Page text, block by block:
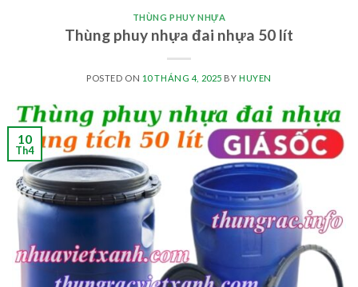
THÙNG PHUY NHỰA
Thùng phuy nhựa đai nhựa 50 lít
POSTED ON 10 THÁNG 4, 2025 BY HUYEN
10
Th4